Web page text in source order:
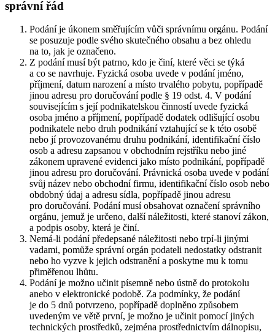
správní řád
Podání je úkonem směřujícím vůči správnímu orgánu. Podání
se posuzuje podle svého skutečného obsahu a bez ohledu
na to, jak je označeno.
Z podání musí být patrno, kdo je činí, které věci se týká
a co se navrhuje. Fyzická osoba uvede v podání jméno,
příjmení, datum narození a místo trvalého pobytu, popřípadě
jinou adresu pro doručování podle § 19 odst. 4. V podání
souvisejícím s její podnikatelskou činností uvede fyzická
osoba jméno a příjmení, popřípadě dodatek odlišující osobu
podnikatele nebo druh podnikání vztahující se k této osobě
nebo jí provozovanému druhu podnikání, identifikační číslo
osob a adresu zapsanou v obchodním rejstříku nebo jiné
zákonem upravené evidenci jako místo podnikání, popřípadě
jinou adresu pro doručování. Právnická osoba uvede v podání
svůj název nebo obchodní firmu, identifikační číslo osob nebo
obdobný údaj a adresu sídla, popřípadě jinou adresu
pro doručování. Podání musí obsahovat označení správního
orgánu, jemuž je určeno, další náležitosti, které stanoví zákon,
a podpis osoby, která je činí.
Nemá-li podání předepsané náležitosti nebo trpí-li jinými
vadami, pomůže správní orgán podateli nedostatky odstranit
nebo ho vyzve k jejich odstranění a poskytne mu k tomu
přiměřenou lhůtu.
Podání je možno učinit písemně nebo ústně do protokolu
anebo v elektronické podobě. Za podmínky, že podání
je do 5 dnů potvrzeno, popřípadě doplněno způsobem
uvedeným ve větě první, je možno je učinit pomocí jiných
technických prostředků, zejména prostřednictvím dálnopisu,